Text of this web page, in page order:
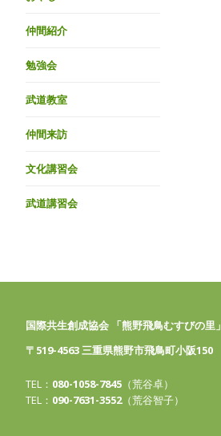
仲間紹介
勉強会
武道教室
仲間来訪
文化講習会
武道講習会
国際共生創成協会 「熊野飛鳥むすびの里」
〒519-4563 三重県熊野市飛鳥町小阪150
TEL： 080-1058-7845 （荒谷卓）
TEL： 090-7631-3552（荒谷智子）